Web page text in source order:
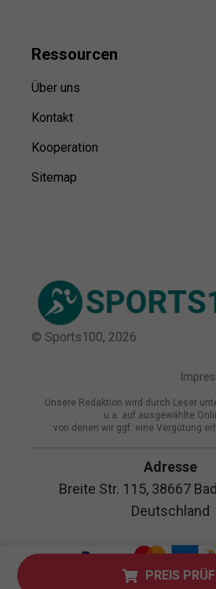
PREIS
Ressourcen
Über uns
Kontakt
Kooperation
Sitemap
© Sports100, 2026
Unsere Redaktion wird durch Leser
u.a. auf ausgewählte
von denen wir ggf. eine Vergütung
Adresse
Breite Str. 115, 38667
Deutschland